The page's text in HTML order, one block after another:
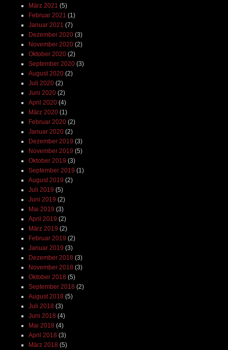
März 2021 (5)
Februar 2021 (1)
Januar 2021 (7)
Dezember 2020(3)
November 2020(2)
Oktober 2020(2)
September 2020(3)
August 2020(2)
Juli 2020(2)
Juni 2020(2)
April 2020(4)
März 2020(1)
Februar 2020(2)
Januar 2020(2)
Dezember 2019 (3)
November 2019 (5)
Oktober 2019 (3)
September 2019 (1)
August 2019 (2)
Juli 2019 (5)
Juni 2019 (2)
Mai 2019 (3)
April 2019 (2)
März 2019 (2)
Februar 2019 (2)
Januar 2019 (3)
Dezember 2018 (3)
November 2018 (3)
Oktober 2018 (5)
September 2018 (2)
August 2018 (5)
Juli 2018 (3)
Juni 2018 (4)
Mai 2018 (4)
April 2018 (3)
März 2018 (5)